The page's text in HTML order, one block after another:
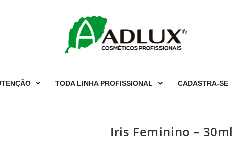
TODA LINHA PROFISSIONAL CADASTRA-SE
Iris Feminino – 30ml